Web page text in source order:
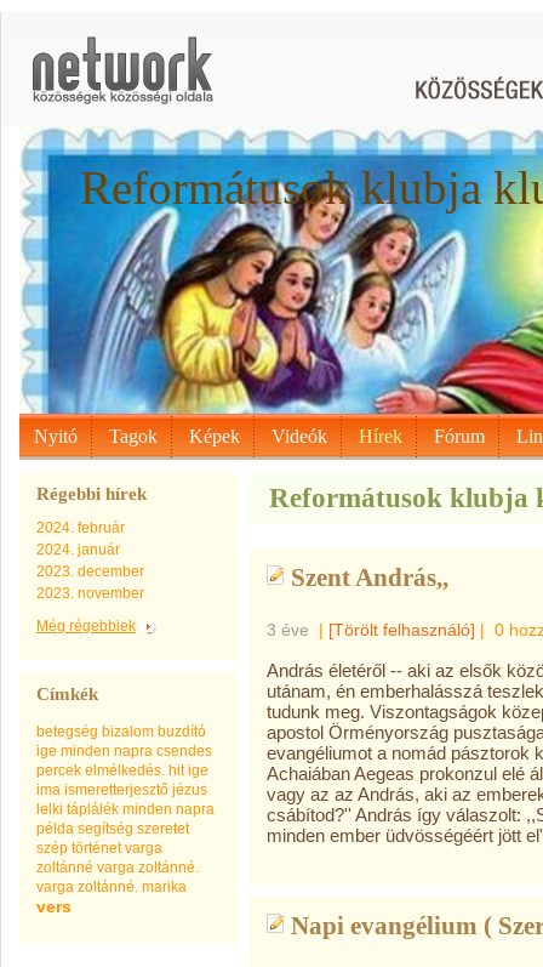
Reformátusok klubja
Nyitó Tagok Képek Videók Hírek Fórum
Régebbi hírek
2024. február
2024. január
2023. december
2023. november
Még régebbiek
Címkék
betegség bizalom buzdító
ige minden napra csendes
percek elmélkedés. hit ige
ima ismeretterjesztő jézus
lelki táplálék minden napra
példa segítség szeretet
szép történet varga
zoltánné varga zoltánné.
varga zoltánné. marika
vers
Reformátusok klubja
Szent András,,
3 éve | [Törölt felhasználó] | 0
András életéről -- aki az elsők
utánam, én emberhalásszá
tudunk meg. Viszontagságok
apostol Örményország
evangéliumot a nomád pásztorok
Achaiában Aegeas prokonzul elé
vagy az az András, aki az
csábítod?'' András így válaszolt:
minden ember üdvösségéért jött
Napi evangélium (